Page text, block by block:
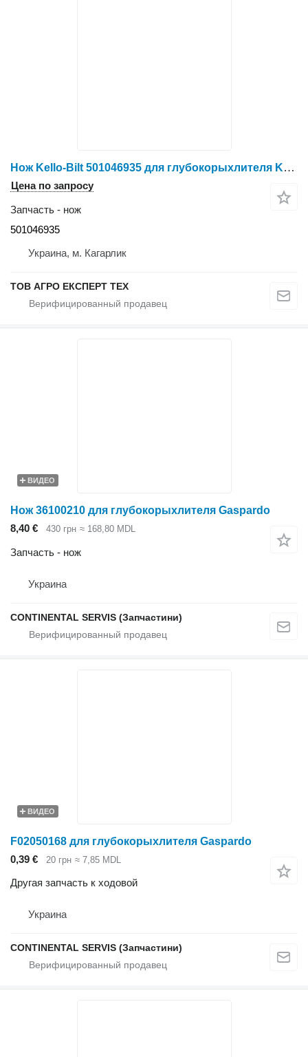
Нож Kello-Bilt 501046935 для глубокорыхлителя Kello-Bilt 275 DR 5S/7S
Цена по запросу
Запчасть - нож
501046935
Украина, м. Кагарлик
ТОВ АГРО ЕКСПЕРТ ТЕХ
ВИДЕО
Нож 36100210 для глубокорыхлителя Gaspardo
8,40 €
430 грн ≈ 168,80 MDL
Запчасть - нож
Украина
CONTINENTAL SERVIS (Запчастини)
ВИДЕО
F02050168 для глубокорыхлителя Gaspardo
0,39 €
20 грн ≈ 7,85 MDL
Другая запчасть к ходовой
Украина
CONTINENTAL SERVIS (Запчастини)